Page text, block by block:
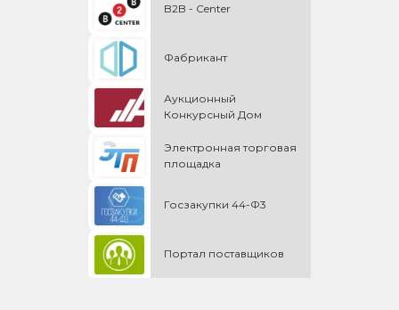
B2B - Center
Фабрикант
Аукционный
Конкурсный Дом
Электронная торговая
площадка
Госзакупки 44-Ф3
Портал поставщиков